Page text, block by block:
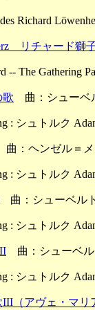
des Richard
リチャード獅
-- The
歌 曲：シューベ
: シュトルク
曲：ヘンゼル＝
: シュトルク
曲：シューベルト
: シュトルク
曲：シューベル
: シュトルク
（アヴェ・マリ